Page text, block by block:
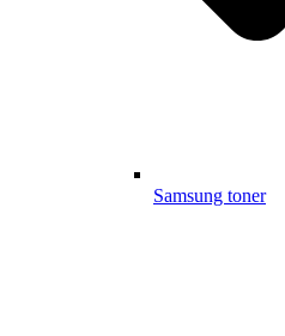
Samsung toner